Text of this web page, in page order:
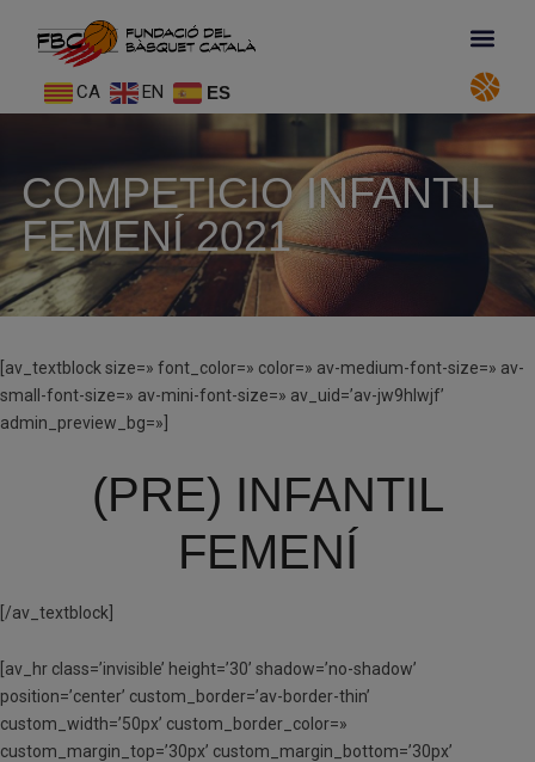
CA EN ES
COMPETICIO INFANTIL
FEMENÍ 2021
[av_textblock size=» font_color=» color=» av-medium-font-size=» av-
small-font-size=» av-mini-font-size=» av_uid=’av-jw9hlwjf’
admin_preview_bg=»]
(PRE) INFANTIL
FEMENÍ
[/av_textblock]
[av_hr class=’invisible’ height=’30’ shadow=’no-shadow’
position=’center’ custom_border=’av-border-thin’
custom_width=’50px’ custom_border_color=»
custom_margin_top=’30px’ custom_margin_bottom=’30px’